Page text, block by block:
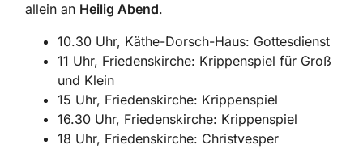
allein an Heilig Abend.
10.30 Uhr, Käthe-Dorsch-Haus: Gottesdienst
11 Uhr, Friedenskirche: Krippenspiel für Groß
und Klein
15 Uhr, Friedenskirche: Krippenspiel
16.30 Uhr, Friedenskirche: Krippenspiel
18 Uhr, Friedenskirche: Christvesper